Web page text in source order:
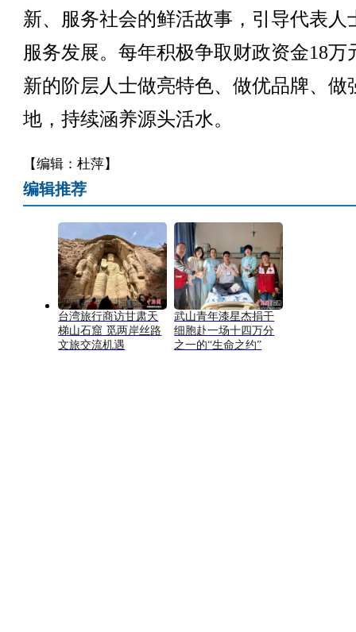
新、服务社会的鲜活故事，引导代表人
服务发展。每年积极争取财政资金18万
新的阶层人士做亮特色、做优品牌、做
地，持续涵养源头活水。
【编辑：杜萍】
编辑推荐
台湾旅行商访甘肃天
梯山石窟 觅两岸丝路
文旅交流机遇
武山青年漆星杰捐干
细胞赴一场十四万分
之一的“生命之约”